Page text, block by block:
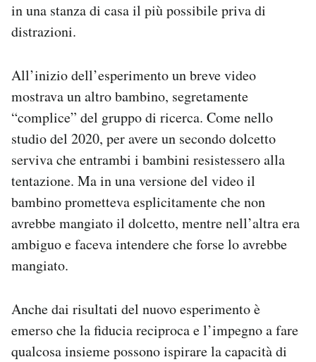
in una stanza di casa il più possibile priva di
distrazioni.
All’inizio dell’esperimento un breve video
mostrava un altro bambino, segretamente
“complice” del gruppo di ricerca. Come nello
studio del 2020, per avere un secondo dolcetto
serviva che entrambi i bambini resistessero alla
tentazione. Ma in una versione del video il
bambino prometteva esplicitamente che non
avrebbe mangiato il dolcetto, mentre nell’altra era
ambiguo e faceva intendere che forse lo avrebbe
mangiato.
Anche dai risultati del nuovo esperimento è
emerso che la fiducia reciproca e l’impegno a fare
qualcosa insieme possono ispirare la capacità di